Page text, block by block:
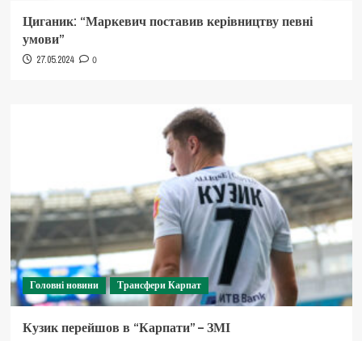
Циганик: “Маркевич поставив керівництву певні
умови”
27.05.2024 0
Головні новини Трансфери Карпат
Кузик перейшов в “Карпати” – ЗМІ